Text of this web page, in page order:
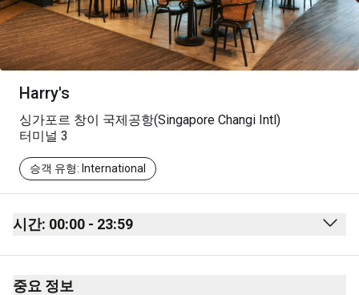
Harry's
싱가포르 창이 국제공항(Singapore Changi Intl)
터미널 3
승객 유형: International
시간: 00:00 - 23:59
Monday 00:00 - 23:59
Tuesday
중요 정보